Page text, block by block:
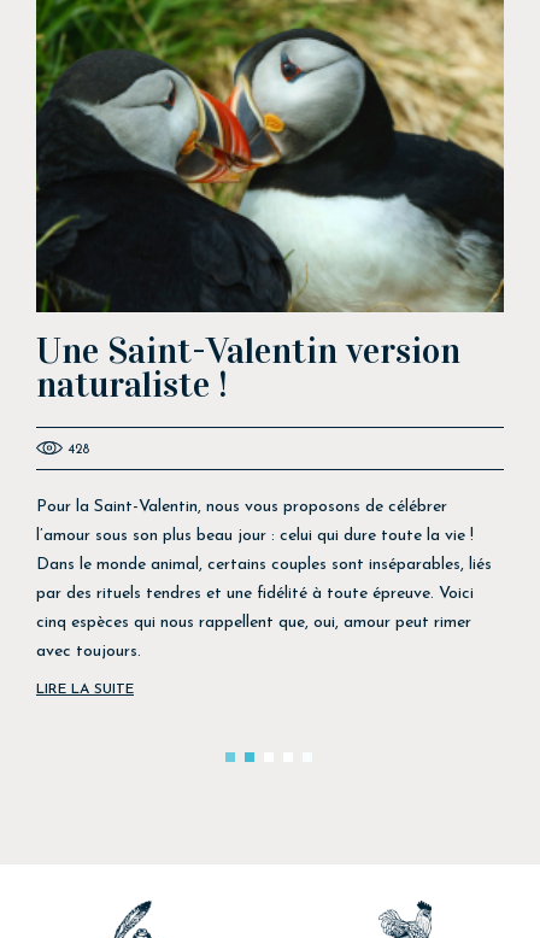
Une Saint-Valentin version
naturaliste !
428
Pour la Saint-Valentin, nous vous proposons de célébrer
l’amour sous son plus beau jour : celui qui dure toute la vie !
Dans le monde animal, certains couples sont inséparables, liés
par des rituels tendres et une fidélité à toute épreuve. Voici
cinq espèces qui nous rappellent que, oui, amour peut rimer
avec toujours.
LIRE LA SUITE